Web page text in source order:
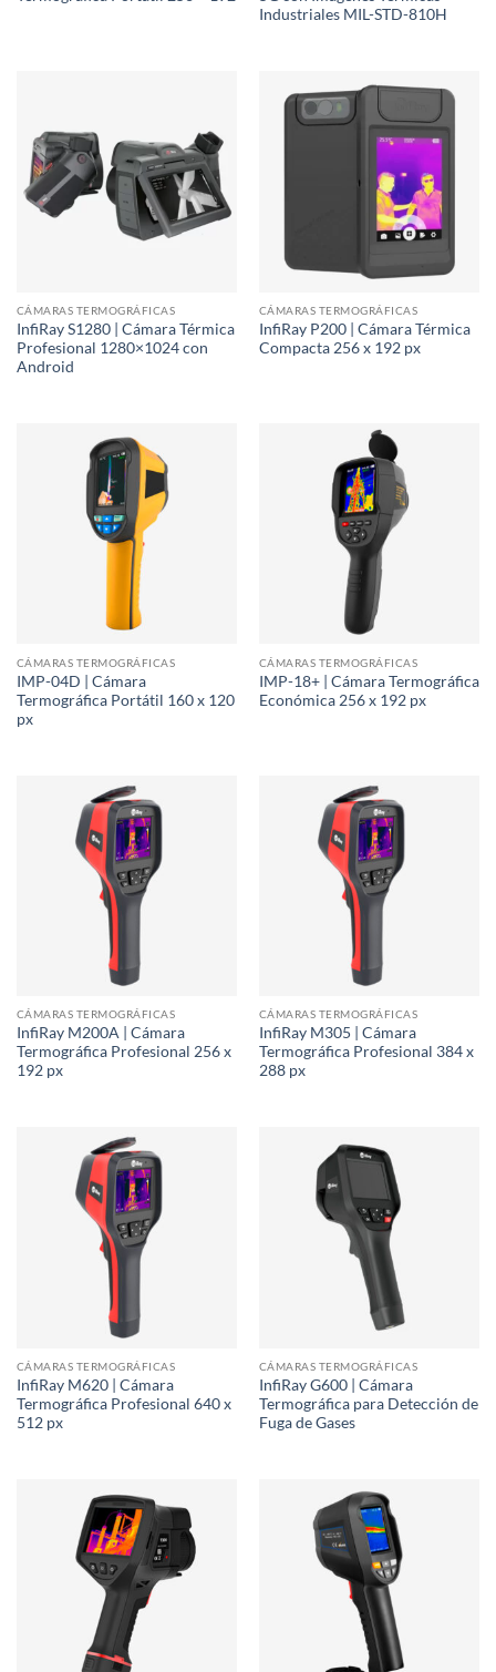
Industriales MIL-STD-810H
CÁMARAS TERMOGRÁFICAS
InfiRay S1280 | Cámara Térmica
Profesional 1280×1024 con
Android
CÁMARAS TERMOGRÁFICAS
InfiRay P200 | Cámara Térmica
Compacta 256 x 192 px
CÁMARAS TERMOGRÁFICAS
IMP-04D | Cámara
Termográfica Portátil 160 x 120
px
CÁMARAS TERMOGRÁFICAS
IMP-18+ | Cámara Termográfica
Económica 256 x 192 px
CÁMARAS TERMOGRÁFICAS
InfiRay M200A | Cámara
Termográfica Profesional 256 x
192 px
CÁMARAS TERMOGRÁFICAS
InfiRay M305 | Cámara
Termográfica Profesional 384 x
288 px
CÁMARAS TERMOGRÁFICAS
InfiRay M620 | Cámara
Termográfica Profesional 640 x
512 px
CÁMARAS TERMOGRÁFICAS
InfiRay G600 | Cámara
Termográfica para Detección de
Fuga de Gases